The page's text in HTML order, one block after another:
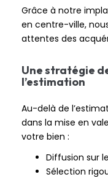
Grâce à notre
en centre-ville,
attentes des
Une stratégie
l’estimation
Au-delà de
dans la mise en
votre bien :
Diffusion sur
Sélection